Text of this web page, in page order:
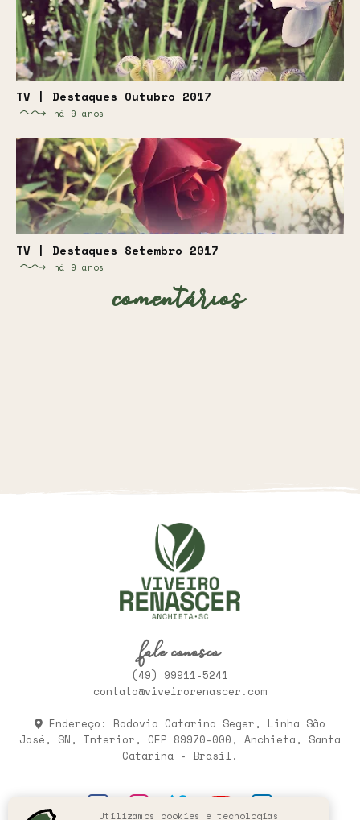
TV | Destaques Outubro 2017
há 9 anos
TV | Destaques Setembro 2017
há 9 anos comentários
fale conosco
(49) 99911-5241
contato@viveirorenascer.com
Endereço: Rodovia Catarina Seger, Linha São
José, SN, Interior, CEP 89970-000, Anchieta, Santa
Catarina - Brasil.
Utilizamos cookies e tecnologias